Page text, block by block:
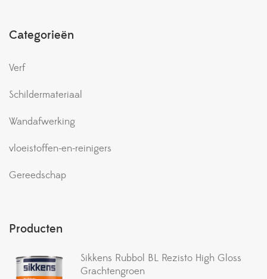
Categorieën
Verf
Schildermateriaal
Wandafwerking
vloeistoffen-en-reinigers
Gereedschap
Producten
Sikkens Rubbol BL Rezisto High Gloss
Grachtengroen